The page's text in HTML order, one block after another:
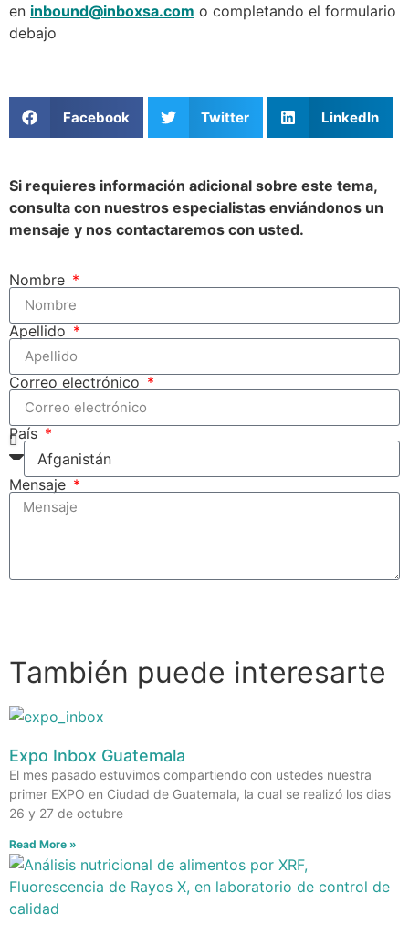
en inbound@inboxsa.com o completando el formulario
debajo
Facebook Twitter LinkedIn
Si requieres información adicional sobre este tema,
consulta con nuestros especialistas enviándonos un
mensaje y nos contactaremos con usted.
Nombre
Apellido
Correo electrónico
País
Mensaje
También puede interesarte
Expo Inbox Guatemala
El mes pasado estuvimos compartiendo con ustedes nuestra
primer EXPO en Ciudad de Guatemala, la cual se realizó los dias
26 y 27 de octubre
Read More »